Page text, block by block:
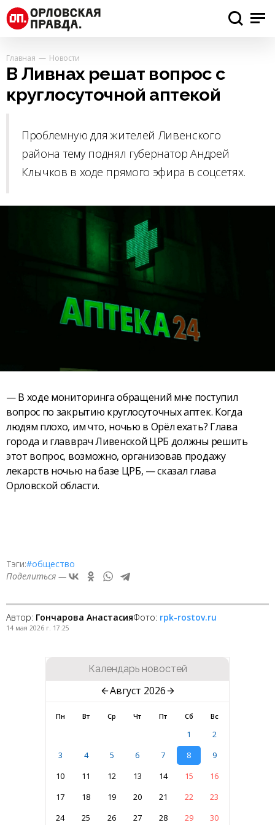
Главная Новости
В Ливнах решат вопрос с
круглосуточной аптекой
Проблемную для жителей Ливенского
района тему поднял губернатор Андрей
Клычков в ходе прямого эфира в соцсетях.
— В ходе мониторинга обращений мне поступил
вопрос по закрытию круглосуточных аптек. Когда
людям плохо, им что, ночью в Орёл ехать? Глава
города и главврач Ливенской ЦРБ должны решить
этот вопрос, возможно, организовав продажу
лекарств ночью на базе ЦРБ, — сказал глава
Орловской области.
Тэги:#общество
Поделиться —
Автор: Гончарова АнастасияФото: rpk-rostov.ru
14 мая 2026 г. 17:25
Календарь новостей
Август 2026
Пн Вт Ср Чт Пт Сб Вс
1
2
3
4 5 6 7 8
9
10
11 12 13 14 15
16
17
18 19 20 21 22
23
24
25 26 27 28 29 30